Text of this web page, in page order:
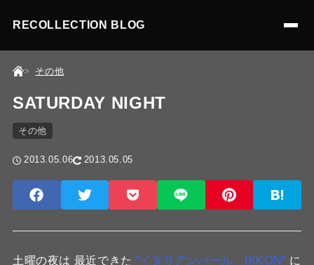
RECOLLECTION BLOG
その他
SATURDAY NIGHT
その他
2013.05.06 2013.05.05
土曜の夜は 最近できた “イタリアンバール IKKON” に